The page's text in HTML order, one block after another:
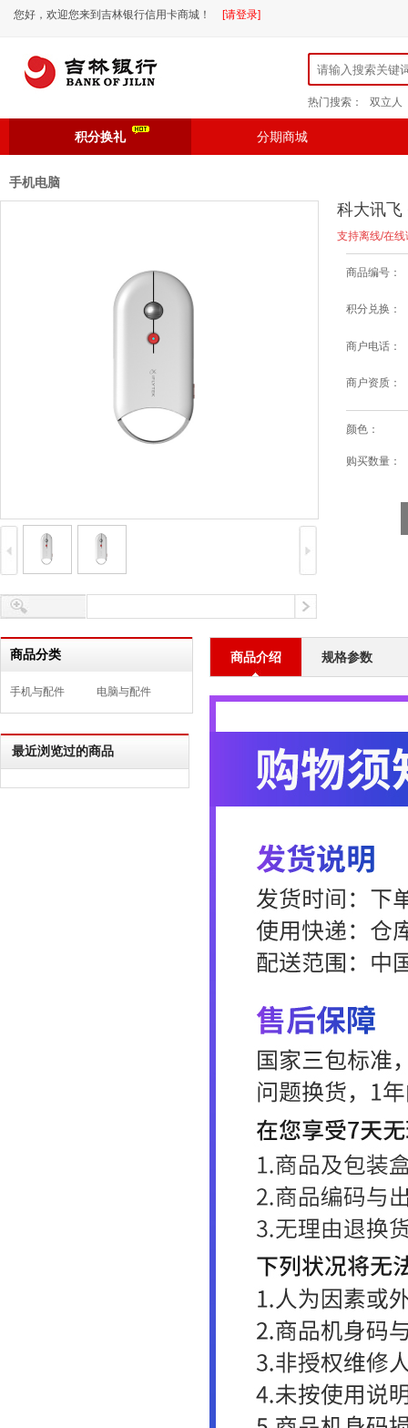
您好，欢迎您来到吉林银行信用卡商城！ [请登录]
热门搜索： 双立人
积分换礼 分期商城
手机电脑
科大讯飞
支持离线/在
商品编号：
积分兑换：
商户电话：
商户资质：
颜色：
购买数量：
商品分类
手机与配件 电脑与配件
最近浏览过的商品
商品介绍 规格参数